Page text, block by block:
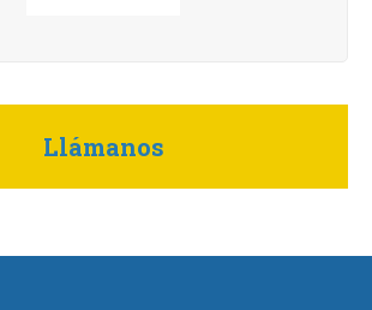
Llámanos